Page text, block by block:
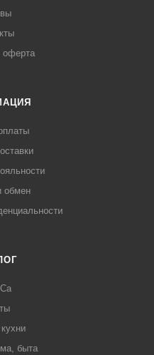
оферта
обмен
быта